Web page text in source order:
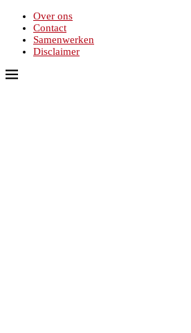
Over ons
Contact
Samenwerken
Disclaimer